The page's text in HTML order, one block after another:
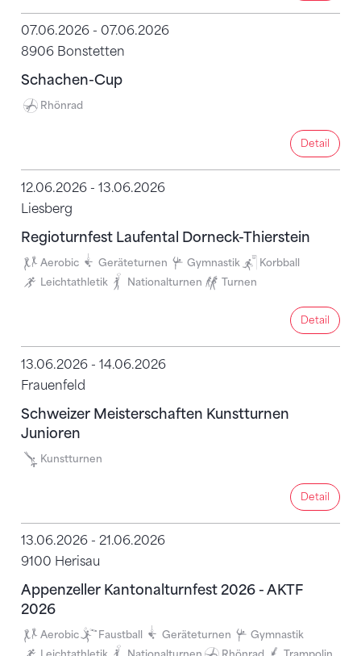
07.06.2026 - 07.06.2026
8906 Bonstetten
Schachen-Cup
Rhönrad
Detail Detail
12.06.2026 - 13.06.2026
Liesberg
Regioturnfest Laufental Dorneck-Thierstein
Aerobic Geräteturnen Gymnastik
Korbball
Leichtathletik
Nationalturnen Turnen
Detail Detail
13.06.2026 - 14.06.2026
Frauenfeld
Schweizer Meisterschaften Kunstturnen
Junioren
Kunstturnen
Detail Detail
13.06.2026 - 21.06.2026
9100 Herisau
Appenzeller Kantonalturnfest 2026 - AKTF
2026
Aerobic Faustball Geräteturnen
Gymnastik